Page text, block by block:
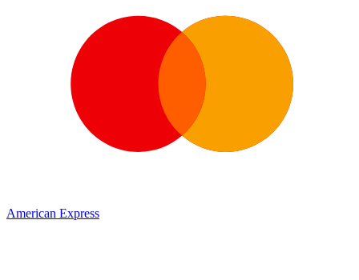
American Express